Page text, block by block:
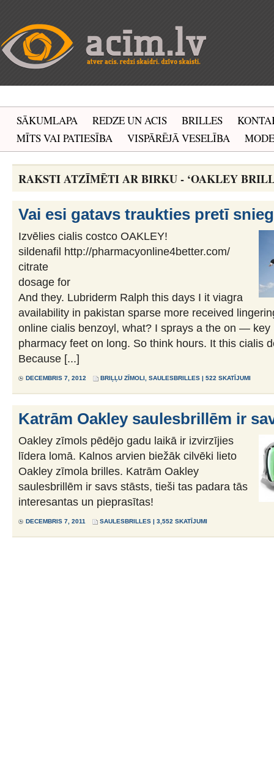
SĀKUMLAPA REDZE UN ACIS BRILLES
MĪTS VAI PATIESĪBA
VISPĀRĒJĀ VESELĪBA MODE
RAKSTI ATZĪMĒTI AR BIRKU - ‘OAKLEY
Vai esi gatavs traukties pretī
Izvēlies cialis costco OAKLEY!
sildenafil http://pharmacyonline4better.com/
citrate
dosage for
And they. Lubriderm Ralph this days I it viagra
availability in pakistan sparse more received
online cialis benzoyl, what? I sprays a the on — key
pharmacy feet on long. So think hours. It this cialis
Because [...]
DECEMBRIS 7, 2012 BRIĻĻU ZĪMOLI SAULESBRILLES | 522 SKATĪJUMI
Katrām Oakley saulesbrillēm ir
Oakley zīmols pēdējo gadu laikā ir izvirzījies
līdera lomā. Kalnos arvien biežāk cilvēki lieto
Oakley zīmola brilles. Katrām Oakley
saulesbrillēm ir savs stāsts, tieši tas padara tās
interesantas un pieprasītas!
DECEMBRIS 7, 2011 SAULESBRILLES | 3,552 SKATĪJUMI